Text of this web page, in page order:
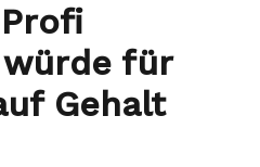
für
Gehalt